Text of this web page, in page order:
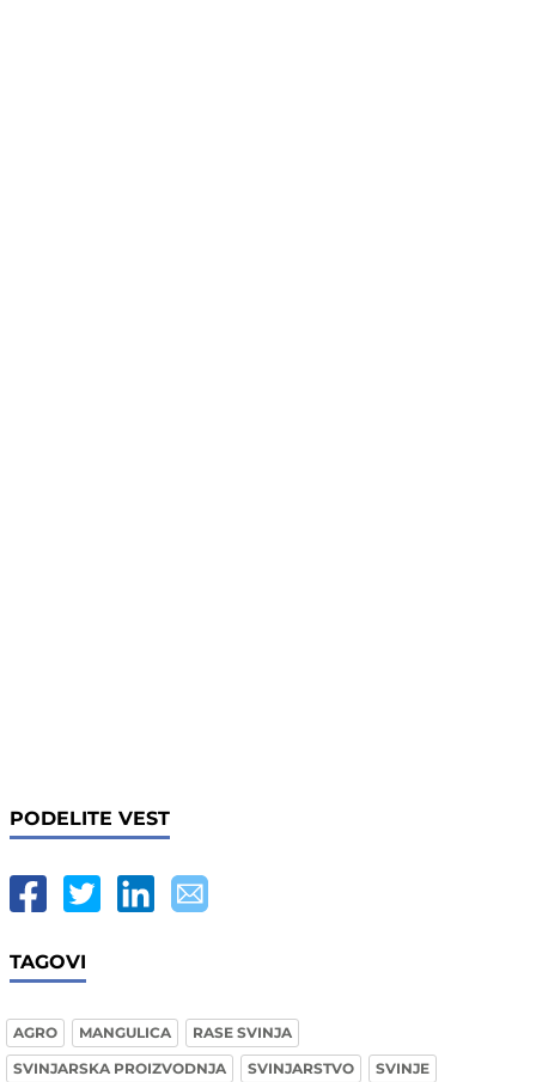
PODELITE VEST
TAGOVI
AGRO MANGULICA
RASE SVINJA
SVINJARSKA PROIZVODNJA
SVINJARSTVO SVINJE